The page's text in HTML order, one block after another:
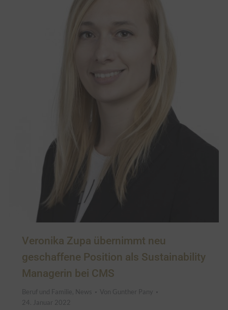
Veronika Zupa übernimmt neu
geschaffene Position als Sustainability
Managerin bei CMS
Beruf und Familie News Von Gunther Pany
24. Januar 2022